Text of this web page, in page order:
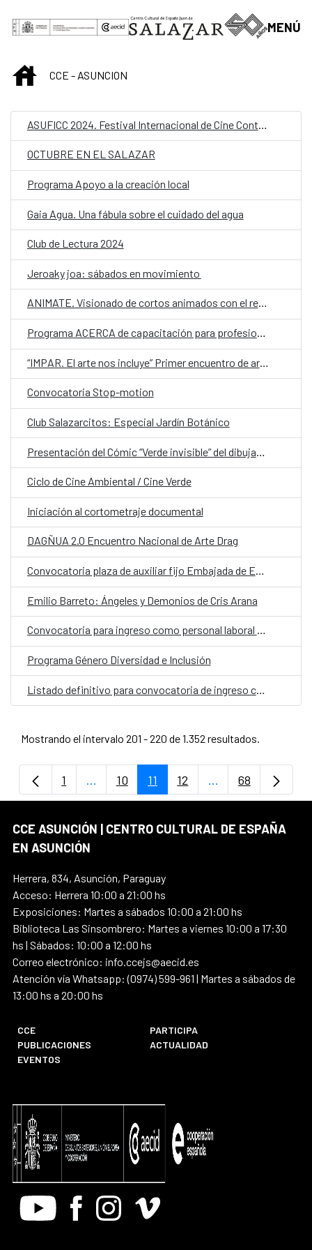
Saltar al contenido principal
MENÚ
INICIOCCE - ASUNCION
OCTUBRE EN EL SALAZAR
Programa Apoyo a la creación local
Gaia Agua. Una fábula sobre el cuidado del agua
Club de Lectura 2024
Jeroaky joa: sábados en movimiento
ANIMATE. Visionado de cortos animados con el realizador español Coke Riobóo
Programa ACERCA de capacitación para profesionales en el sector cultural
“IMPAR. El arte nos incluye” Primer encuentro de arte inclusivo en Paraguay
Convocatoria Stop-motion
Club Salazarcitos: Especial Jardín Botánico
Ciclo de Cine Ambiental / Cine Verde
Iniciación al cortometraje documental
DAGÑUA 2.0 Encuentro Nacional de Arte Drag
Convocatoria plaza de auxiliar fijo Embajada de España
Emilio Barreto: Ángeles y Demonios de Cris Arana
Convocatoria para ingreso como personal laboral fijo en la oficina de la Cooperación Española (OCE)
Programa Género Diversidad e Inclusión
Listado definitivo para convocatoria de ingreso como personal laboral fijo al CCE en Paraguay
Mostrando el intervalo 201 - 220 de 1.352 resultados.
Página
1 ...Páginas intermedias Use TAB para
Página
10 Página
11 Página
12 ...PáginasPágina
68
CCE ASUNCIÓN | CENTRO CULTURAL DE ESPAÑA
EN ASUNCIÓN
Herrera, 834, Asunción, Paraguay
Acceso: Herrera 10:00 a 21:00 hs
Exposiciones: Martes a sábados 10:00 a 21:00 hs
Biblioteca Las Sinsombrero: Martes a viernes 10:00 a 17:30
hs | Sábados: 10:00 a 12:00 hs
Correo electrónico: info.ccejs@aecid.es
Atención vía Whatsapp: (0974) 599-961 | Martes a sábados de
13:00 hs a 20:00 hs
CCE
PARTICIPA
PUBLICACIONES
ACTUALIDAD
EVENTOS
Youtube FacebookInstagram
Vimeo